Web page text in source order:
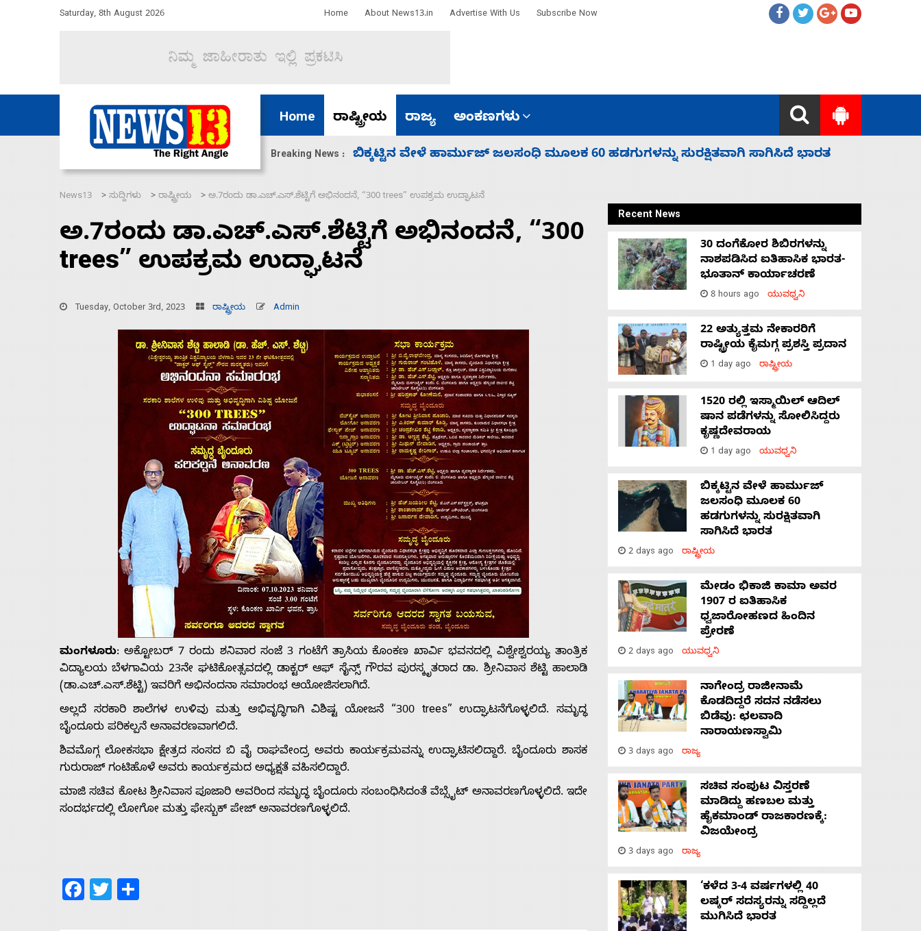
Saturday, 8th August 2026 Home About News13.in Advertise With Us Subscribe Now
Home ರಾಷ್ಟ್ರೀಯ ರಾಜ್ಯ ಅಂಕಣಗಳು
Breaking News :
ಮೂಲಕ 60 ಹಡಗುಗಳನ್ನು ಸುರಕ್ಷಿತವಾಗಿ ಸಾಗಿಸಿದೆ ಭಾರತ ನಾಗೇಂದ್ರ ರಾಜೀನಾಮೆ ಕೊಡದಿದ್ದರೆ ಸದನ ನಡೆಸಲು ಬಿಡೆವು: ಛಲವಾದಿ ನಾರಾಯಣಸ್ವಾಮಿ
Advertise
Contact
News13 > ಸುದ್ದಿಗಳು > ರಾಷ್ಟ್ರೀಯ > ಅ.7ರಂದು ಡಾ.ಎಚ್.ಎಸ್.ಶೆಟ್ಟಿಗೆ ಅಭಿನಂದನೆ, “300 trees” ಉಪಕ್ರಮ ಉದ್ಘಾಟನೆ
ಅ.7ರಂದು ಡಾ.ಎಚ್.ಎಸ್.ಶೆಟ್ಟಿಗೆ ಅಭಿನಂದನೆ, “300
trees” ಉಪಕ್ರಮ ಉದ್ಘಾಟನೆ
Tuesday, October 3rd, 2023 ರಾಷ್ಟ್ರೀಯ Admin
ಮಂಗಳೂರು: ಅಕ್ಟೋಬರ್ 7 ರಂದು ಶನಿವಾರ ಸಂಜೆ 3 ಗಂಟೆಗೆ ತ್ರಾಸಿಯ ಕೊಂಕಣ ಖಾರ್ವಿ ಭವನದಲ್ಲಿ ವಿಶ್ವೇಶ್ವರಯ್ಯ ತಾಂತ್ರಿಕ
ವಿದ್ಯಾಲಯ ಬೆಳಗಾವಿಯ 23ನೇ ಘಟಿಕೋತ್ಸವದಲ್ಲಿ ಡಾಕ್ಟರ್ ಆಫ್ ಸೈನ್ಸ್ ಗೌರವ ಪುರಸ್ಕೃತರಾದ ಡಾ. ಶ್ರೀನಿವಾಸ ಶೆಟ್ಟಿ ಹಾಲಾಡಿ
(ಡಾ.ಎಚ್.ಎಸ್.ಶೆಟ್ಟಿ) ಇವರಿಗೆ ಅಭಿನಂದನಾ ಸಮಾರಂಭ ಆಯೋಜಿಸಲಾಗಿದೆ.
ಅಲ್ಲದೆ ಸರಕಾರಿ ಶಾಲೆಗಳ ಉಳಿವು ಮತ್ತು ಅಭಿವೃದ್ಧಿಗಾಗಿ ವಿಶಿಷ್ಟ ಯೋಜನೆ “300 trees” ಉದ್ಘಾಟನೆಗೊಳ್ಳಲಿದೆ. ಸಮೃದ್ಧ
ಬೈಂದೂರು ಪರಿಕಲ್ಪನೆ ಅನಾವರಣವಾಗಲಿದೆ.
ಶಿವಮೊಗ್ಗ ಲೋಕಸಭಾ ಕ್ಷೇತ್ರದ ಸಂಸದ ಬಿ ವೈ ರಾಘವೇಂದ್ರ ಅವರು ಕಾರ್ಯಕ್ರಮವನ್ನು ಉದ್ಘಾಟಿಸಲಿದ್ದಾರೆ. ಬೈಂದೂರು ಶಾಸಕ
ಗುರುರಾಜ್ ಗಂಟಿಹೊಳೆ ಅವರು ಕಾರ್ಯಕ್ರಮದ ಅಧ್ಯಕ್ಷತೆ ವಹಿಸಲಿದ್ದಾರೆ.
ಮಾಜಿ ಸಚಿವ ಕೋಟ ಶ್ರೀನಿವಾಸ ಪೂಜಾರಿ ಅವರಿಂದ ಸಮೃದ್ಧ ಬೈಂದೂರು ಸಂಬಂಧಿಸಿದಂತೆ ವೆಬ್ಸೈಟ್ ಅನಾವರಣಗೊಳ್ಳಲಿದೆ. ಇದೇ
ಸಂದರ್ಭದಲ್ಲಿ ಲೋಗೋ ಮತ್ತು ಫೇಸ್ಬುಕ್ ಪೇಜ್ ಅನಾವರಣಗೊಳ್ಳಲಿದೆ.
Facebook
Twitter
Recent News
30 ದಂಗೆಕೋರ ಶಿಬಿರಗಳನ್ನು
ನಾಶಪಡಿಸಿದ ಐತಿಹಾಸಿಕ ಭಾರತ-
ಭೂತಾನ್ ಕಾರ್ಯಾಚರಣೆ
8 hours ago ಯುವಧ್ವನಿ
22 ಅತ್ಯುತ್ತಮ ನೇಕಾರರಿಗೆ
ರಾಷ್ಟ್ರೀಯ ಕೈಮಗ್ಗ ಪ್ರಶಸ್ತಿ ಪ್ರದಾನ
1 day ago ರಾಷ್ಟ್ರೀಯ
1520 ರಲ್ಲಿ ಇಸ್ಮಾಯಿಲ್ ಆದಿಲ್
ಷಾನ ಪಡೆಗಳನ್ನು ಸೋಲಿಸಿದ್ದರು
ಕೃಷ್ಣದೇವರಾಯ
1 day ago ಯುವಧ್ವನಿ
ಬಿಕ್ಕಟ್ಟಿನ ವೇಳೆ ಹಾರ್ಮುಜ್
ಜಲಸಂಧಿ ಮೂಲಕ 60
ಹಡಗುಗಳನ್ನು ಸುರಕ್ಷಿತವಾಗಿ
ಸಾಗಿಸಿದೆ ಭಾರತ
2 days ago ರಾಷ್ಟ್ರೀಯ
ಮೇಡಂ ಭಿಕಾಜಿ ಕಾಮಾ ಅವರ
1907 ರ ಐತಿಹಾಸಿಕ
ಧ್ವಜಾರೋಹಣದ ಹಿಂದಿನ
ಪ್ರೇರಣೆ
2 days ago ಯುವಧ್ವನಿ
ನಾಗೇಂದ್ರ ರಾಜೀನಾಮೆ
ಕೊಡದಿದ್ದರೆ ಸದನ ನಡೆಸಲು
ಬಿಡೆವು: ಛಲವಾದಿ
ನಾರಾಯಣಸ್ವಾಮಿ
3 days ago ರಾಜ್ಯ
ಸಚಿವ ಸಂಪುಟ ವಿಸ್ತರಣೆ
ಮಾಡಿದ್ದು ಹಣಬಲ ಮತ್ತು
ಹೈಕಮಾಂಡ್ ರಾಜಕಾರಣಕ್ಕೆ:
ವಿಜಯೇಂದ್ರ
3 days ago ರಾಜ್ಯ
‘ಕಳೆದ 3-4 ವರ್ಷಗಳಲ್ಲಿ 40
ಲಷ್ಕರ್ ಸದಸ್ಯರನ್ನು ಸದ್ದಿಲ್ಲದೆ
ಮುಗಿಸಿದೆ ಭಾರತ